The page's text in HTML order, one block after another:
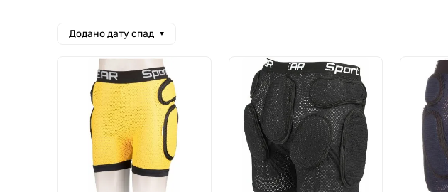
Додано дату спад